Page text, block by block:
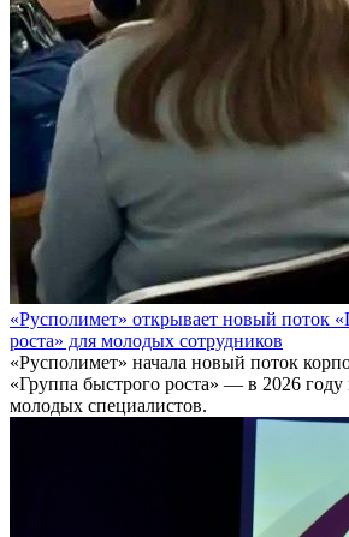
«Русполимет» открывает новый поток
роста» для молодых сотрудников
«Русполимет» начала новый поток
«Группа быстрого роста» — в 2026 году
молодых специалистов.